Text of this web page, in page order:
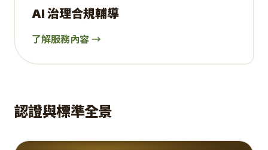
AI 治理合規輔導
了解服務內容 →
認證與標準全景